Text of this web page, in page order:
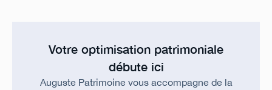
Votre optimisation patrimoniale
débute ici
Auguste Patrimoine vous accompagne de la